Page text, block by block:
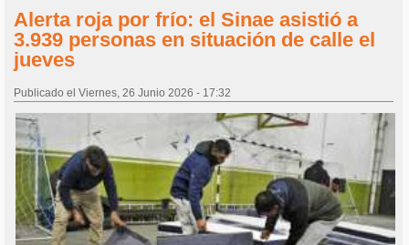
Alerta roja por frío: el Sinae asistió a
3.939 personas en situación de calle el
jueves
Publicado el Viernes, 26 Junio 2026 - 17:32